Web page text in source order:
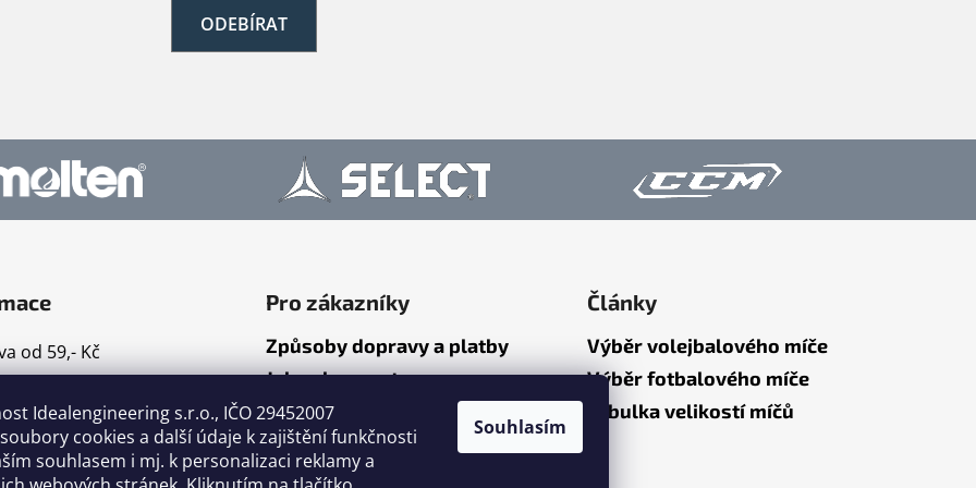
Idealengineering s.r.o., IČO 29452007
cookies a další údaje k zajištění funkčnosti
souhlasem i mj. k personalizaci reklamy a
Souhlasím
ODEBÍRAT
od 59,- Kč
podmínky
řád
Pro zákazníky
Způsoby dopravy a platby
Jak nakupovat
Články
Výběr volejbalového míče
Výběr fotbalového míče
Tabulka velikostí míčů